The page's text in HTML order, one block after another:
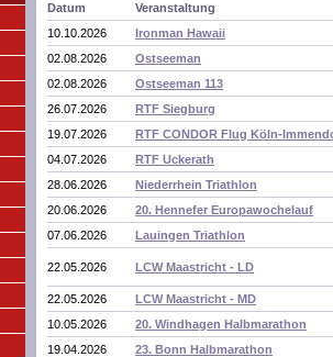
Datum
Veranstaltung
10.10.2026
Ironman Hawaii
02.08.2026
Ostseeman
02.08.2026
Ostseeman 113
26.07.2026
RTF Siegburg
19.07.2026
RTF CONDOR Flug Köln-
04.07.2026
RTF Uckerath
28.06.2026
Niederrhein Triathlon
20.06.2026
20. Hennefer Europawochelauf
07.06.2026
Lauingen Triathlon
22.05.2026 LCW Maastricht - LD
22.05.2026
LCW Maastricht - MD
10.05.2026
20. Windhagen Halbmarathon
19.04.2026
23. Bonn Halbmarathon